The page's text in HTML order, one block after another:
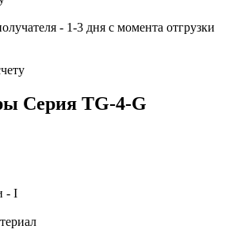
- 1-3 дня с момента отгрузки
Серия TG-4-G
- I